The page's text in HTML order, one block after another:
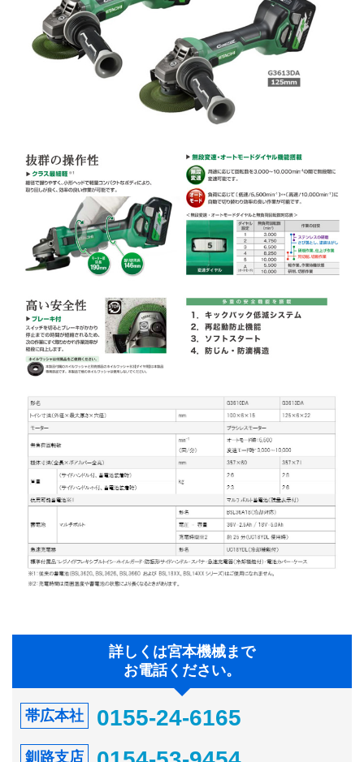
詳しくは宮本機械まで
お電話ください。
帯広本社 0155-24-6165
釧路支店